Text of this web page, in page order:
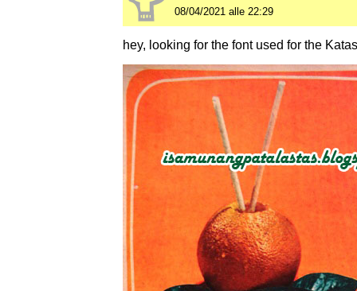
08/04/2021 alle 22:29
hey, looking for the font used for the